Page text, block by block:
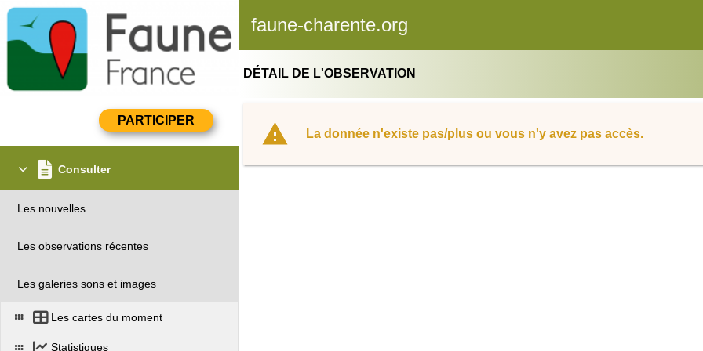
faune-charente.org
Consulter
Les nouvelles
Les observations récentes
Les galeries sons et images
Les cartes du moment
Statistiques
DÉTAIL DE L'OBSERVATION
La donnée n'existe pas/plus ou vous n'y avez pas accès.